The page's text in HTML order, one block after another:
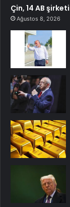
Çin, 14 AB
Ağustos 8, 2026